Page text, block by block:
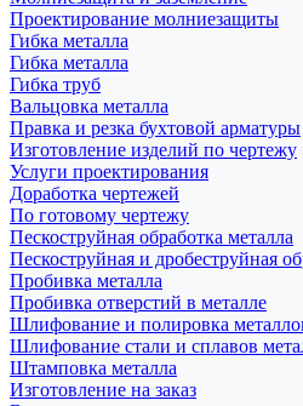
Проектирование молниезащиты
Гибка металла
Гибка металла
Гибка труб
Вальцовка металла
Правка и резка бухтовой арматуры
Изготовление изделий по чертежу
Услуги проектирования
Доработка чертежей
По готовому чертежу
Пескоструйная обработка металла
Пескоструйная и дробеструйная
Пробивка металла
Пробивка отверстий в металле
Шлифование и полировка
Шлифование стали и сплавов
Штамповка металла
Изготовление на заказ